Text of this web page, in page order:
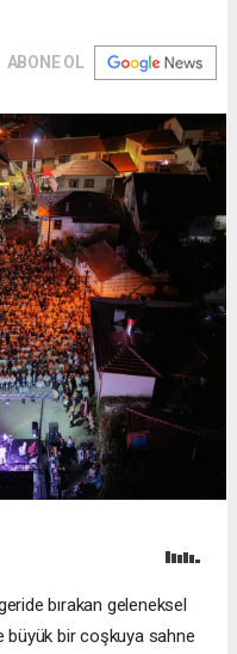
ABONE OL
bırakan geleneksel
büyük bir coşkuya sahne